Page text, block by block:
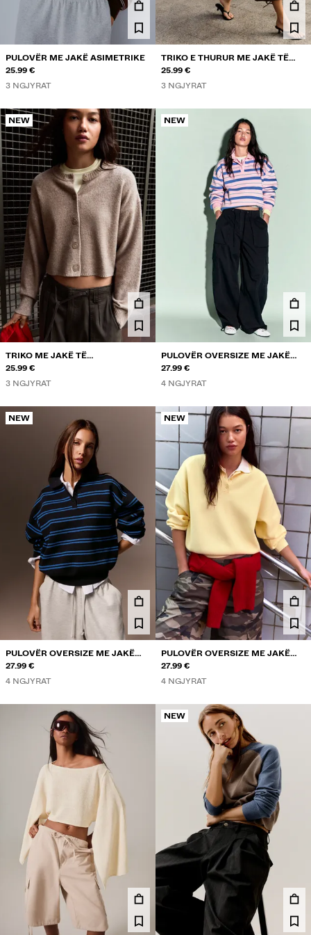
PULOVËR ME JAKË ASIMETRIKE
25.99 €
3 NGJYRAT
TRIKO E THURUR ME JAKË TË
RRUMBULLAKËT DHE KOPSA
25.99 €
3 NGJYRAT
NEW
TRIKO ME JAKË TË
RRUMBULLAKËT DHE KOPSA
25.99 €
3 NGJYRAT
NEW
PULOVËR OVERSIZE ME JAKË
POLO
27.99 €
4 NGJYRAT
NEW
PULOVËR OVERSIZE ME JAKË
POLO
27.99 €
4 NGJYRAT
NEW
PULOVËR OVERSIZE ME JAKË
POLO
27.99 €
4 NGJYRAT
NEW